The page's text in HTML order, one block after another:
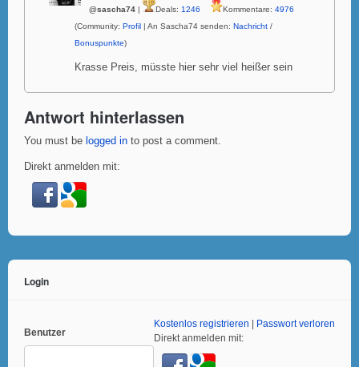
@sascha74 | Deals: 1246 Kommentare: 4976
(Community: Profil | An Sascha74 senden: Nachricht /
Bonuspunkte)
Krasse Preis, müsste hier sehr viel heißer sein
Antwort hinterlassen
You must be logged in to post a comment.
Direkt anmelden mit:
Login
Benutzer
Kostenlos registrieren | Passwort verloren
Direkt anmelden mit: